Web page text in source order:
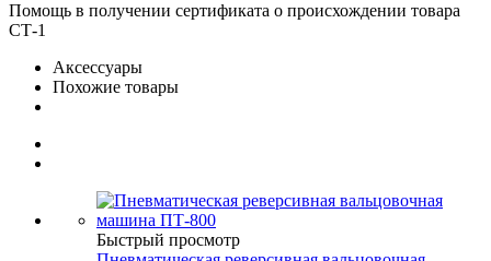
Помощь в получении сертификата о происхождении товара
СТ-1
Аксессуары
Похожие товары
Быстрый просмотр